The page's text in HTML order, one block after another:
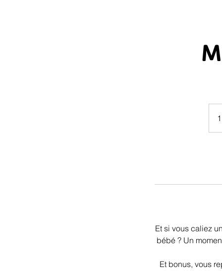
Et si vous caliez
bébé ? Un
Et bonus, vous